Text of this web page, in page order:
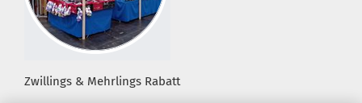
Zwillings & Mehrlings Rabatt